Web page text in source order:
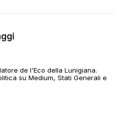
de l'Eco della Lunigiana.
su Medium, Stati Generali e